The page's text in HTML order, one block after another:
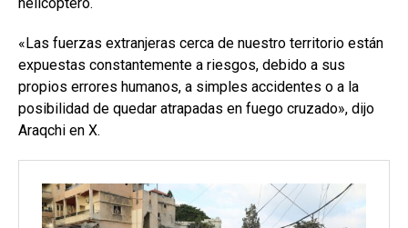
«Las fuerzas extranjeras cerca de nuestro territorio están
expuestas constantemente a riesgos, debido a sus
propios errores humanos, a simples accidentes o a la
posibilidad de quedar atrapadas en fuego cruzado», dijo
Araqchi en X.